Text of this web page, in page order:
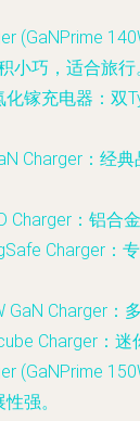
(GaNPrime
小巧，适合旅行
化镓充电器：双
Charger：经
Charger：铝合
Charger：
GaN Charger：
Charger：迷
(GaNPrime
强。